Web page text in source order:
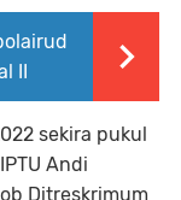
II
sekira pukul
Andi
Ditreskrimum